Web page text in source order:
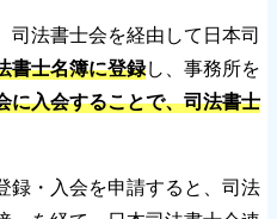
法書士会を経由して日本司
書士名簿に登録し、事務所を
に入会することで、司法書士
・入会を申請すると、司法